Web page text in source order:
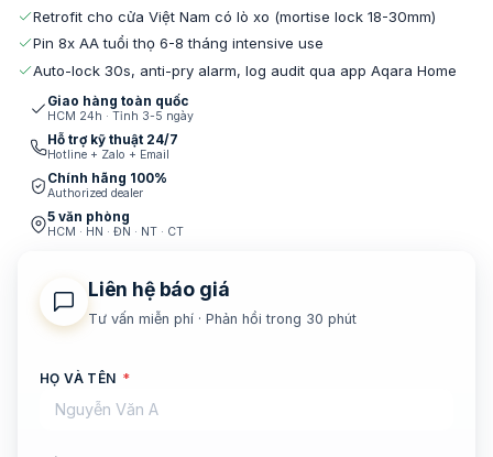
Retrofit cho cửa Việt Nam có lò xo (mortise lock 18-30mm)
Pin 8x AA tuổi thọ 6-8 tháng intensive use
Auto-lock 30s, anti-pry alarm, log audit qua app Aqara Home
Giao hàng toàn quốc
HCM 24h · Tỉnh 3-5 ngày
Hỗ trợ kỹ thuật 24/7
Hotline + Zalo + Email
Chính hãng 100%
Authorized dealer
5 văn phòng
HCM · HN · ĐN · NT · CT
Liên hệ báo giá
Tư vấn miễn phí · Phản hồi trong 30 phút
HỌ VÀ TÊN *